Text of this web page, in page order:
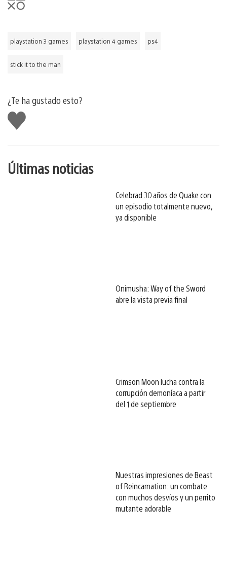
playstation 3 games playstation 4 games ps4
stick it to the man
¿Te ha gustado esto?
Me
gusta
Últimas noticias
Celebrad 30 años de Quake con
un episodio totalmente nuevo,
ya disponible
Onimusha: Way of the Sword
abre la vista previa final
Crimson Moon lucha contra la
corrupción demoníaca a partir
del 1 de septiembre
Nuestras impresiones de Beast
of Reincarnation: un combate
con muchos desvíos y un perrito
mutante adorable